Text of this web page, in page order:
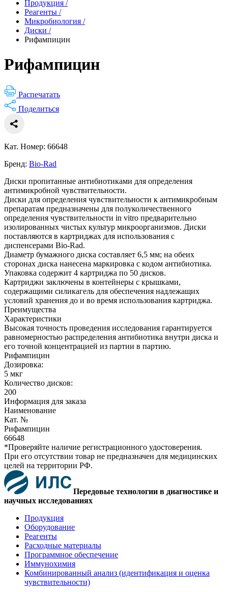
Продукция /
Реагенты /
Микробиология /
Диски /
Рифампицин
Рифампицин
Распечатать
Поделиться
Кат. Номер: 66648
Бренд: Bio-Rad
Диски пропитанные антибиотиками для определения
антимикробной чувствительности.
Диски для определения чувствительности к антимикробным
препаратам предназначены для полуколичественного
определения чувствительности in vitro предварительно
изолированных чистых культур микроорганизмов. Диски
поставляются в картриджах для использования с
диспенсерами Bio-Rad.
Диаметр бумажного диска составляет 6,5 мм; на обеих
сторонах диска нанесена маркировка с кодом антибиотика.
Упаковка содержит 4 картриджа по 50 дисков.
Картриджи заключены в контейнеры с крышками,
содержащими силикагель для обеспечения надлежащих
условий хранения до и во время использования картриджа.
Преимущества
Характеристики
Высокая точность проведения исследования гарантируется
равномерностью распределения антибиотика внутри диска и
его точной концентрацией из партии в партию.
Рифампицин
Дозировка:
5 мкг
Количество дисков:
200
Информация для заказа
Наименование
Кат. №
Рифампицин
66648
*Проверяйте наличие регистрационного удостоверения.
При его отсутствии товар не предназначен для медицинских
целей на территории РФ.
Передовые технологии в диагностике и
научных исследованиях
Продукция
Оборудование
Реагенты
Расходные материалы
Программное обеспечение
Иммунохимия
Комбинированный анализ (идентификация и оценка
чувствительности)